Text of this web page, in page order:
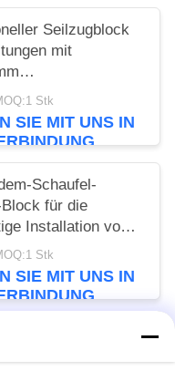
Seilzugblock
mit
und 5KN
die
Stk
SIE MIT UNS IN
Schaufel-
für die
Installation von
Leitern mit Nennlast
und präzise
Schaufeln
Stk
SIE MIT UNS IN